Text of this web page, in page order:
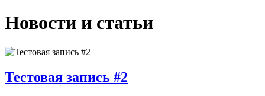
Новости и статьи
Тестовая запись #2